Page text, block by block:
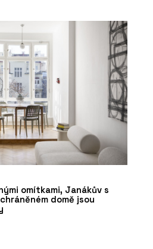
omítkami, Janákův s
domě jsou